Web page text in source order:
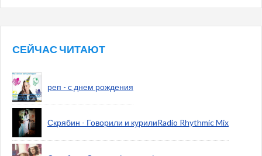
СЕЙЧАС ЧИТАЮТ
реп - с днем рождения
Скрябин - Говорили и курилиRadio Rhythmic Mix